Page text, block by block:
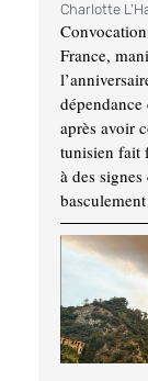
Charlotte
France,
après avoir
tunisien fait
à des signes